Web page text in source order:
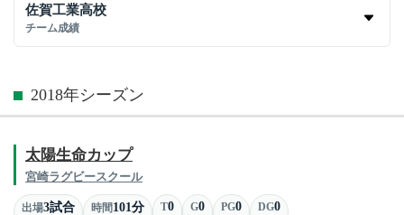
佐賀工業高校
チーム成績
2018年シーズン
太陽生命カップ
宮崎ラグビースクール
出場3試合 時間101分 T0 G0 PG0 DG0